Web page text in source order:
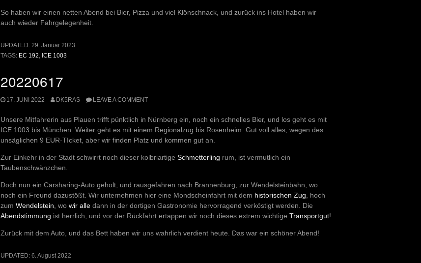
So haben wir einen netten Abend bei Bier, Pizza und viel Klönschnack, und zurück ins Hotel haben wir
auch wieder Fahrgelegenheit.
UPDATED: 29. Januar 2023
TAGS: EC 192, ICE 1003
20220617
17. JUNI 2022 DK5RAS LEAVE A COMMENT
Unsere Mitfahrerin aus Plauen trifft pünktlich in Nürnberg ein, noch ein schnelles Bier, und los geht es mit
ICE 1003 bis München. Weiter geht es mit einem Regionalzug bis Rosenheim. Gut voll alles, wegen des
unsäglichen 9 EUR-TIcket, aber wir finden Platz und kommen gut an.
Zur Einkehr in der Stadt schwirrt noch dieser kolbriartige Schmetterling rum, ist vermutlich ein
Taubenschwänzchen.
Doch nun ein Carsharing-Auto geholt, und rausgefahren nach Brannenburg, zur Wendelsteinbahn, wo
noch ein Freund dazustößt. Wir unternehmen hier eine Mondscheinfahrt mit dem historischen Zug , hoch
zum Wendelstein , wo wir alle dann in der dortigen Gastronomie hervorragend verköstigt werden. Die
Abendstimmung ist herrlich, und vor der Rückfahrt ertappen wir noch dieses extrem wichtige Transportgut!
Zurück mit dem Auto, und das Bett haben wir uns wahrlich verdient heute. Das war ein schöner Abend!
UPDATED: 6. August 2022